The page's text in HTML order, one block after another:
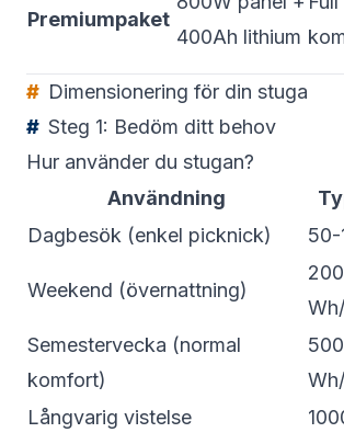
Premiumpaket
400Ah lithium
Dimensionering för din stuga
Steg 1: Bedöm ditt behov
Hur använder du stugan?
Användning
Dagbesök (enkel picknick)
50-
Weekend (övernattning)
Semestervecka (normal
komfort)
Långvarig vistelse